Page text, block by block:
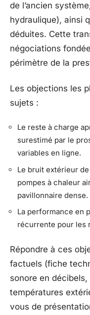
de l’ancien
hydraulique), ainsi
déduites. Cette
négociations
périmètre de la
Les objections les
sujets :
Le reste à charge
surestimé par le
variables en ligne.
Le bruit extérieur
pompes à chaleur
pavillonnaire dense.
La performance en
récurrente pour les
Répondre à ces
factuels (fiche
sonore en
températures
vous de